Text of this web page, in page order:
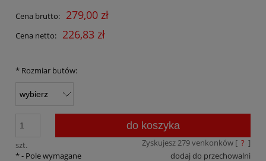
Cena brutto: 279,00 zł
Cena netto: 226,83 zł
* Rozmiar butów:
szt.
do koszyka
Zyskujesz279venkonków [ ? ]
dodaj do przechowalni
*- Pole wymagane